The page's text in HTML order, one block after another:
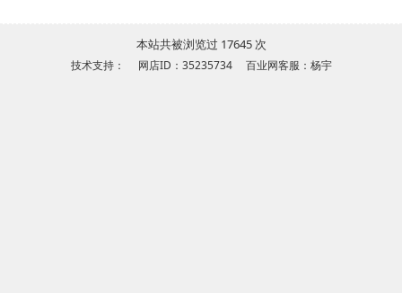
本站共被浏览过 17645 次
技术支持： 网店ID：35235734 百业网客服：杨宇